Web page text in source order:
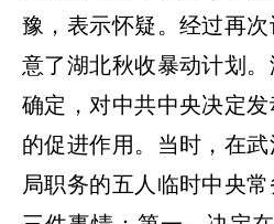
豫，表示怀疑。经过再
意了湖北秋收暴动计划
确定，对中共中央决定
的促进作用。当时，在
局职务的五人临时中央